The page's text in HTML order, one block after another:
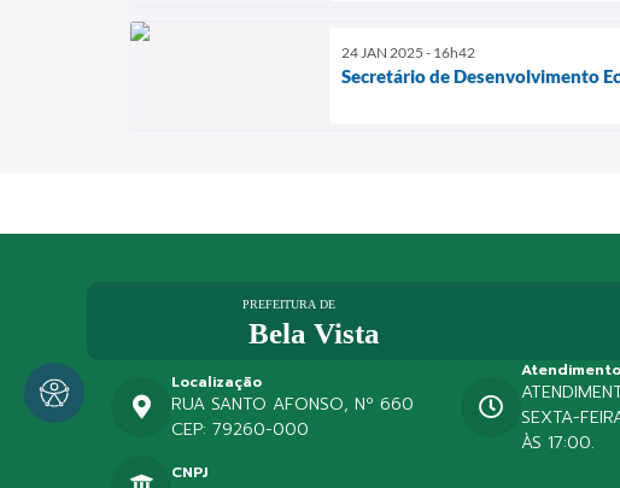
24 JAN 2025 - 16h42
Secretário de Desenvolvimento
Localização
RUA SANTO AFONSO, Nº 660
CEP: 79260-000
Atendimento
SEXTA-
ÀS 17:00.
CNPJ